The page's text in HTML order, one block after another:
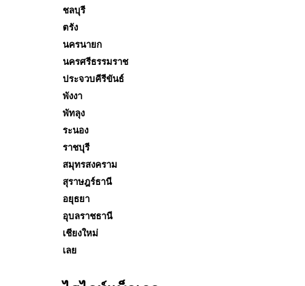
ชลบุรี
ตรัง
นครนายก
นครศรีธรรมราช
ประจวบคีรีขันธ์
พังงา
พัทลุง
ระนอง
ราชบุรี
สมุทรสงคราม
สุราษฎร์ธานี
อยุธยา
อุบลราชธานี
เชียงใหม่
เลย